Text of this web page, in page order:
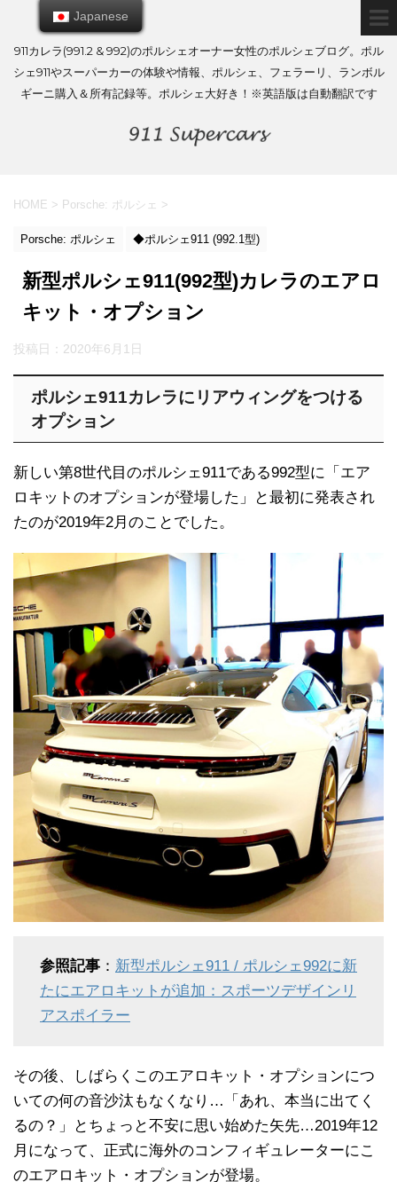
911カレラ(991.2 & 992)のポルシェオーナー女性のポルシェブログ。ポル
シェ911やスーパーカーの体験や情報、ポルシェ、フェラーリ、ランボル
ギーニ購入＆所有記録等。ポルシェ大好き！※英語版は自動翻訳です
HOME > Porsche: ポルシェ >
Porsche: ポルシェ ◆ポルシェ911 (992.1型)
新型ポルシェ911(992型)カレラのエアロ
キット・オプション
投稿日： 2020年6月1日
ポルシェ911カレラにリアウィングをつける
オプション
新しい第8世代目のポルシェ911である992型に「エア
ロキットのオプションが登場した」と最初に発表され
たのが2019年2月のことでした。
参照記事 ： 新型ポルシェ911 / ポルシェ992に新
たにエアロキットが追加：スポーツデザインリ
アスポイラー
その後、しばらくこのエアロキット・オプションにつ
いての何の音沙汰もなくなり…「あれ、本当に出てく
るの？」とちょっと不安に思い始めた矢先…2019年12
月になって、正式に海外のコンフィギュレーターにこ
のエアロキット・オプションが登場。
Japanese
Japanese